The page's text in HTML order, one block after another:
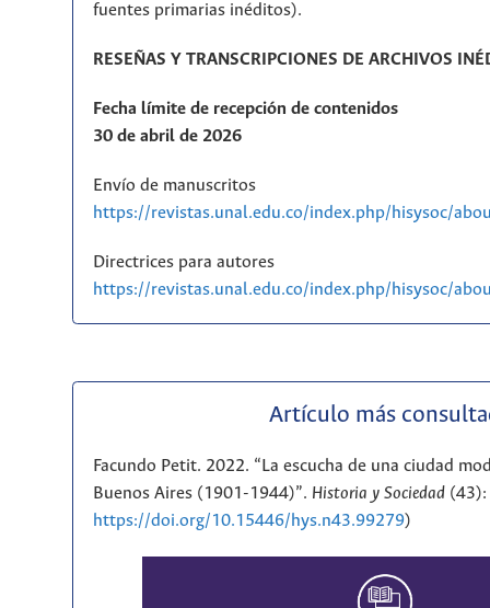
fuentes primarias inéditos).
RESEÑAS Y TRANSCRIPCIONES DE ARCHIVOS
Fecha límite de recepción de contenidos
30 de abril de 2026
Envío de manuscritos
https://revistas.unal.edu.co/index.php/hisysoc/
Directrices para autores
https://revistas.unal.edu.co/index.php/hisysoc/
Artículo más
Facundo Petit. 2022. “La escucha de una ciudad
Buenos Aires (1901-1944)”. Historia y Sociedad
https://doi.org/10.15446/hys.n43.99279)